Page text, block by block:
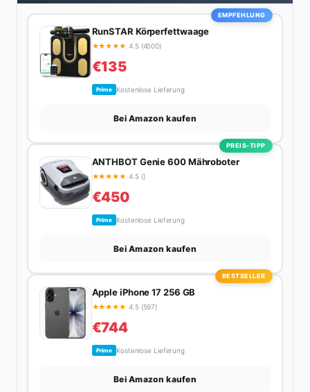
Wochenenden am liebsten in der Natur oder auf dem
EMPFEHLUNG
RunSTAR Körperfettwaage
★★★★★ 4.5 (4500)
€135
Prime Kostenlose Lieferung
Bei Amazon kaufen
PREIS-TIPP
ANTHBOT Genie 600 Mähroboter
★★★★★ 4.5 ()
€450
Prime Kostenlose Lieferung
Bei Amazon kaufen
BESTSELLER
Apple iPhone 17 256 GB
★★★★★ 4.5 (597)
€744
Prime Kostenlose Lieferung
Bei Amazon kaufen